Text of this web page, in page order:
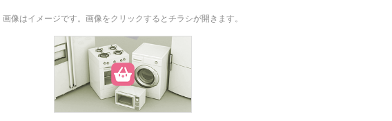
画像はイメージです。 画像をクリックするとチラシが開きます。